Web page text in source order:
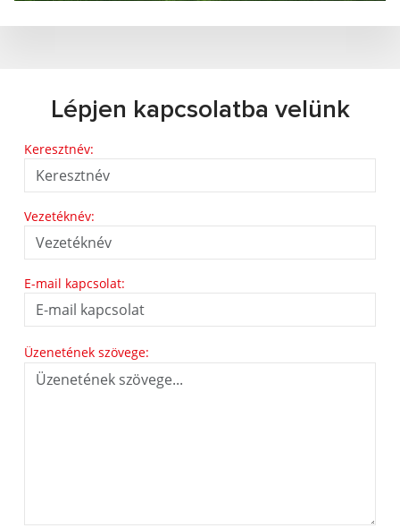
Lépjen kapcsolatba velünk
Keresztnév:
Vezetéknév:
E-mail kapcsolat:
Üzenetének szövege: